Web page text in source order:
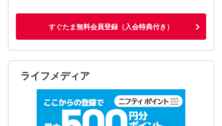
すぐたま無料会員登録（入会特典付き）
ライフメディア